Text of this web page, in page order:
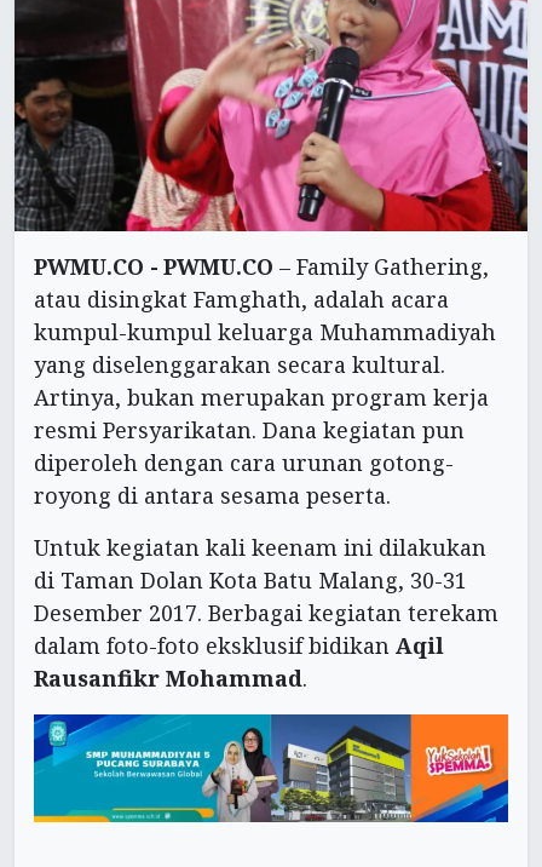
PWMU.CO - PWMU.CO – Family Gathering,
atau disingkat Famghath, adalah acara
kumpul-kumpul keluarga Muhammadiyah
yang diselenggarakan secara kultural.
Artinya, bukan merupakan program kerja
resmi Persyarikatan. Dana kegiatan pun
diperoleh dengan cara urunan gotong-
royong di antara sesama peserta.
Untuk kegiatan kali keenam ini dilakukan
di Taman Dolan Kota Batu Malang, 30-31
Desember 2017. Berbagai kegiatan terekam
dalam foto-foto eksklusif bidikan Aqil
Rausanfikr Mohammad.